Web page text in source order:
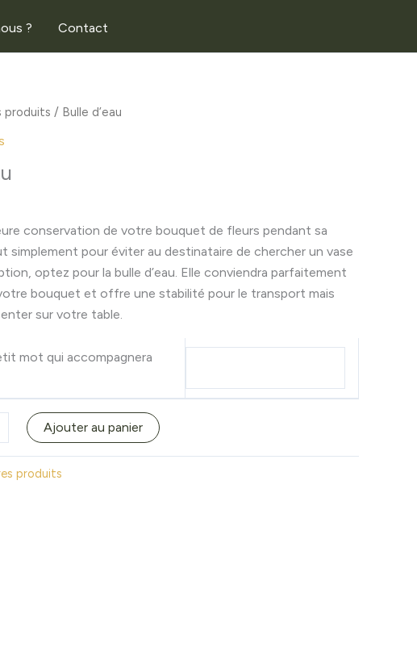
? Contact
produits / Bulle d’eau
conservation de votre bouquet de fleurs pendant sa
simplement pour éviter au destinataire de chercher un vase
optez pour la bulle d’eau. Elle conviendra parfaitement
bouquet et offre une stabilité pour le transport mais
sur votre table.
mot qui accompagnera
Ajouter au panier
produits